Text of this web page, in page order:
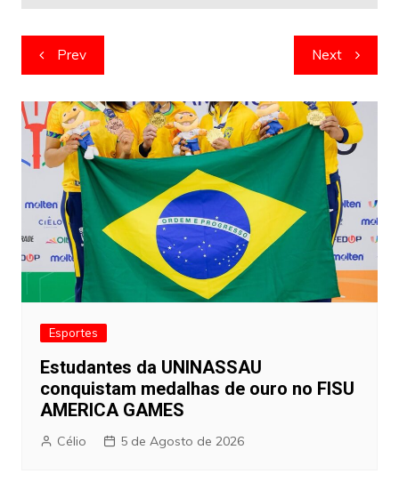
Navegação
de
artigos
Prev Next
Esportes
Estudantes da UNINASSAU
conquistam medalhas de ouro no FISU
AMERICA GAMES
Célio 5 de Agosto de 2026